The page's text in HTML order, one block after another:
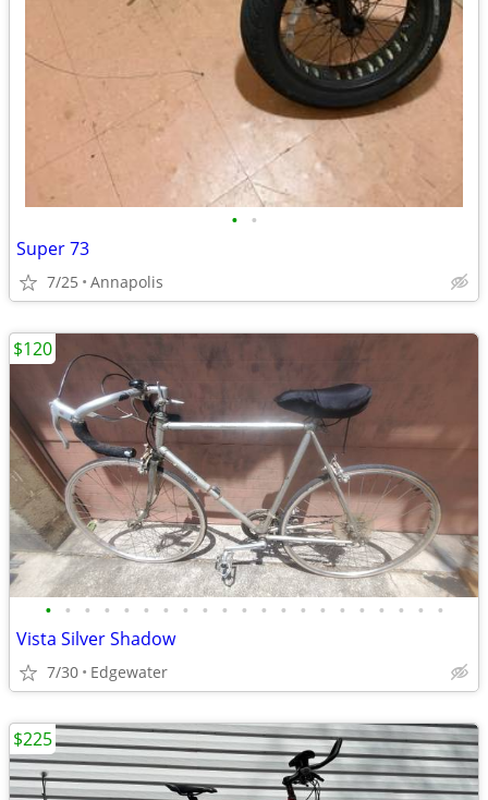
• •
Super 73
7/25 Annapolis
• • • • • • • • • • • • • • • • • • • • •
Vista Silver Shadow
7/30 Edgewater
$120
$225